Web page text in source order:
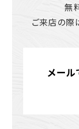
無
ご来店の際
メール